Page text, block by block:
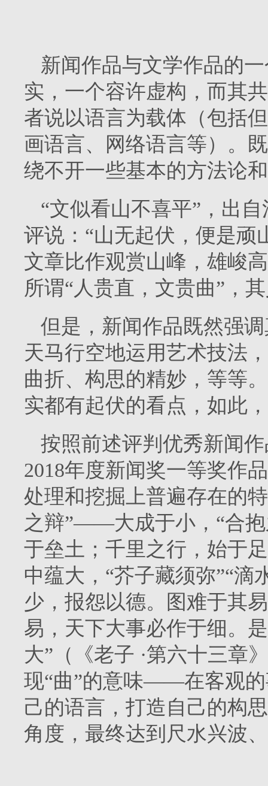
新闻作品与文学作品的
实，一个容许虚构，而其
者说以语言为载体（包括
画语言、网络语言等）。
绕不开一些基本的方法论
“文似看山不喜平”，出
评说：“山无起伏，便是顽
文章比作观赏山峰，雄峻
所谓“人贵直，文贵曲”，
但是，新闻作品既然强
天马行空地运用艺术技法
曲折、构思的精妙，等等
实都有起伏的看点，如此
按照前述评判优秀新闻
2018年度新闻奖一等奖作
处理和挖掘上普遍存在的
之辩”——大成于小，“合
于垒土；千里之行，始于
中蕴大，“芥子藏须弥”“滴
少，报怨以德。图难于其
易，天下大事必作于细。
大”（《老子 ·第六十三章
现“曲”的意味——在客观的
己的语言，打造自己的构
角度，最终达到尺水兴波